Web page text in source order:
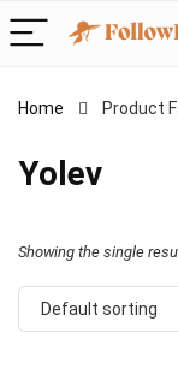
Home Product
‎Yolev
Showing the single
Default sorting